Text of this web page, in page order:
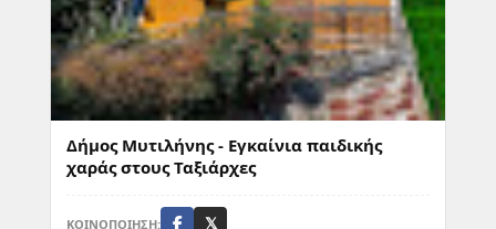
Δήμος Μυτιλήνης - Εγκαίνια παιδικής
χαράς στους Ταξιάρχες
ΚΟΙΝΟΠΟΙΗΣΗ: 𝕏